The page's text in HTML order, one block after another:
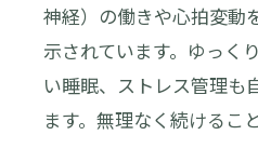
神経）の働きや心拍変動
示されています。ゆっく
い睡眠、ストレス管理も
ます。無理なく続けるこ